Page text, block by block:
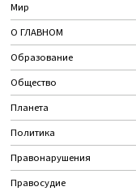
Мир
О ГЛАВНОМ
Образование
Общество
Планета
Политика
Правонарушения
Правосудие